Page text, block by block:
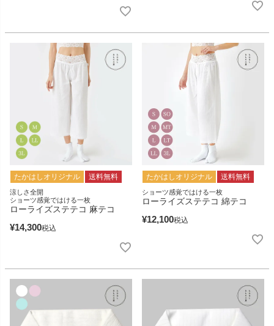
たかはしオリジナル 送料無料
涼しさ全開
ショーツ感覚ではける一枚
ローライズステテコ 麻テコ
¥14,300税込
たかはしオリジナル 送料無料
ショーツ感覚ではける一枚
ローライズステテコ 綿テコ
¥12,100税込